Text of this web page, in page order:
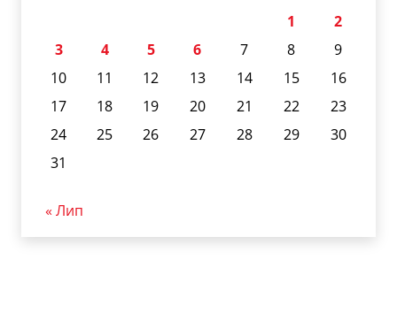
1
2
3
4 5 6 7 8
9
10
11 12 13 14 15
16
17
18 19 20 21 22
23
24
25 26 27 28 29
30
31
« Лип